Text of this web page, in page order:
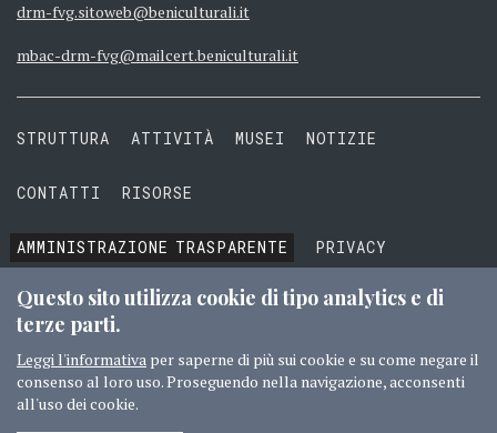
drm-fvg.sitoweb@beniculturali.it
mbac-drm-fvg@mailcert.beniculturali.it
STRUTTURA ATTIVITÀ MUSEI NOTIZIE
CONTATTI RISORSE
AMMINISTRAZIONE TRASPARENTE
PRIVACY
COOKIE
TERMINI E CONDIZIONI
© 2016 MIBACT TUTTI I DIRITTI RISERVATI CREDITI
Questo sito utilizza cookie di tipo analytics e di
terze parti.
Leggi l'informativa per saperne di più sui cookie e su come negare il
consenso al loro uso. Proseguendo nella navigazione, acconsenti
all'uso dei cookie.